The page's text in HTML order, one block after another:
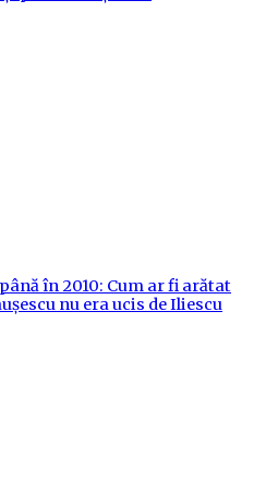
în 2010: Cum ar fi arătat
nu era ucis de Iliescu